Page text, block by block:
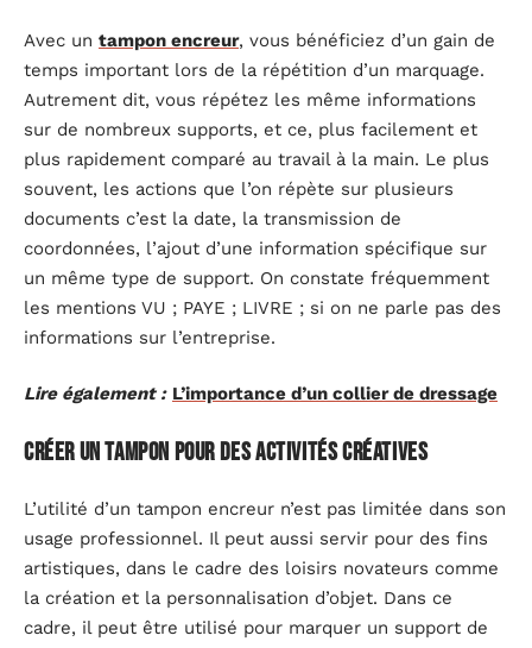
Avec un tampon encreur, vous bénéficiez d’un gain de
temps important lors de la répétition d’un marquage.
Autrement dit, vous répétez les même informations
sur de nombreux supports, et ce, plus facilement et
plus rapidement comparé au travail à la main. Le plus
souvent, les actions que l’on répète sur plusieurs
documents c’est la date, la transmission de
coordonnées, l’ajout d’une information spécifique sur
un même type de support. On constate fréquemment
les mentions VU ; PAYE ; LIVRE ; si on ne parle pas des
informations sur l’entreprise.
Lire également : L’importance d’un collier de dressage
Créer un tampon pour des activités créatives
L’utilité d’un tampon encreur n’est pas limitée dans son
usage professionnel. Il peut aussi servir pour des fins
artistiques, dans le cadre des loisirs novateurs comme
la création et la personnalisation d’objet. Dans ce
cadre, il peut être utilisé pour marquer un support de